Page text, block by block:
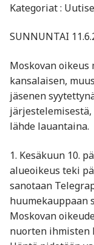
Kategoriat :
SUNNUNTAI
Moskovan oikeus
kansalaisen,
jäsenen
lähde lauantaina.
1. Kesäkuun 10.
alueoikeus teki
sanotaan
huumekauppaan
Moskovan
nuorten ihmisten